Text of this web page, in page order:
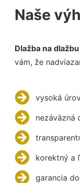
Naše
Dlažba na
vám, že
vysoká
nezáväzná
korektný a
garancia